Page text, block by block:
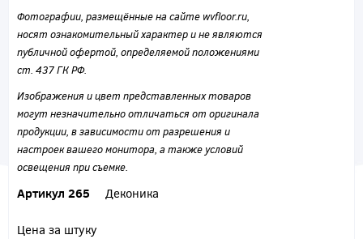
Фотографии, размещённые на сайте wvfloor.ru,
носят ознакомительный характер и не являются
публичной офертой, определяемой положениями
ст. 437 ГК РФ.
Изображения и цвет представленных товаров
могут незначительно отличаться от оригинала
продукции, в зависимости от разрешения и
настроек вашего монитора, а также условий
освещения при съемке.
Артикул 265 Деконика
Цена за штуку